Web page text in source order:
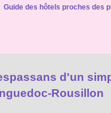
Guide des hôtels proches des
d'un
Rousillon